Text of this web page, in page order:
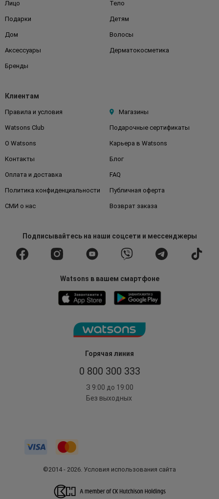
Горячая линия
0 800 300 333
З 9:00 до 19:00
Без выходных
Лицо Тело
Подарки Детям
Дом Волосы
Аксессуары Дерматокосметика
Бренды
Клиентам
Правила и условия Магазины
Watsons Club Подарочные сертификаты
О Watsons Карьера в Watsons
Контакты Блог
Оплата и доставка FAQ
Политика конфиденциальности Публичная оферта
СМИ о нас Возврат заказа
Подписывайтесьна наши соцсети и мессенджеры
Watsons в вашем смартфоне
©2014 - 2026. Условия использования сайта